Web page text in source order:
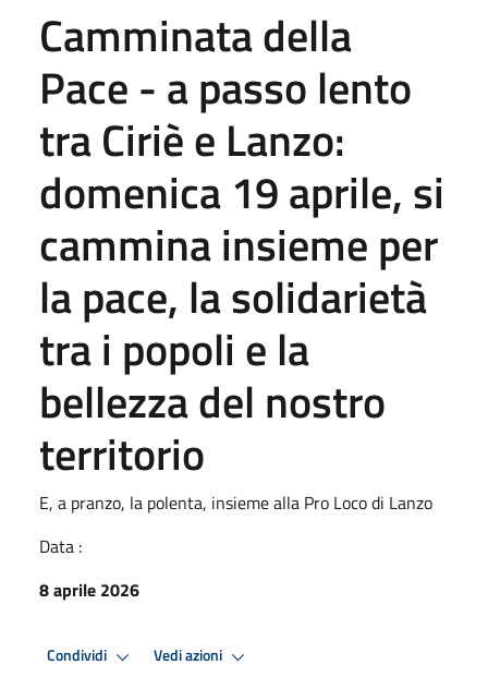
Camminata della
Pace - a passo lento
tra Ciriè e Lanzo:
domenica 19 aprile, si
cammina insieme per
la pace, la solidarietà
tra i popoli e la
bellezza del nostro
territorio
E, a pranzo, la polenta, insieme alla Pro Loco di Lanzo
Data :
8 aprile 2026
Condividi Vedi azioni